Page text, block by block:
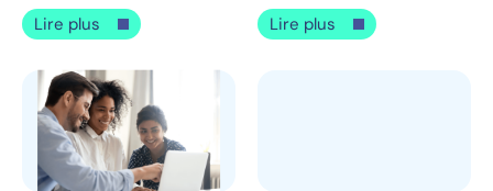
Lire plus
Lire plus